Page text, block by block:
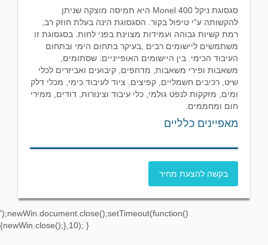
סגסוגת ניקל Monel 400 היא תמיסה מוצקה שניתן
להקשותה ע”י טיפול בקור. הסגסוגת הינה בעלת חוזק רב,
רמת קשיות גבוהה ועמידות מצוינת בפני לחות. בסגסוגת זו
משתמשים ליישומים רבים ,בעיקר בתחום הימי ובתחום
העיבוד הכימי. בין היישומים האופייניים: שסתומים,
משאבות ופירי משאבות, מדחפים, קיבועים ואביזרים לכלי
שיט, רכיבים חשמליים, קפיצים, ציוד לעיבוד כימי, מכלי דלק
ומים, מזקקות לנפט גולמי, כלי עיבוד וצינורות, דודים, ממירי
חום ומחממים.
מאפיינים כלליים
בקשה להצעת מחיר
');newWin.document.close();setTimeout(function()
{newWin.close();},10); }